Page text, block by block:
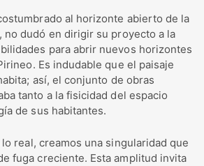
al horizonte abierto de la
no dudó en dirigir su proyecto a la
para abrir nuevos horizontes
Es indudable que el paisaje
así, el conjunto de obras
tanto a la fisicidad del espacio
de sus habitantes.
lo real, creamos una singularidad que
fuga creciente. Esta amplitud invita